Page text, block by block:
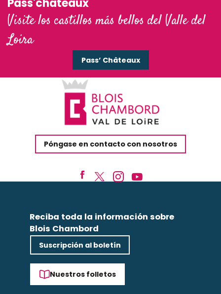
Pass'châteaux
Visite los castillos más bellos del Valle del
Loira
Pass’ Châteaux
Póngase en contacto con nosotros
Reciba toda la información sobre
Blois Chambord
Suscripción al boletín
Nuestros folletos